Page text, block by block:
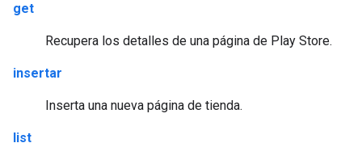
get
Recupera los detalles de una página de Play Store.
insertar
Inserta una nueva página de tienda.
list